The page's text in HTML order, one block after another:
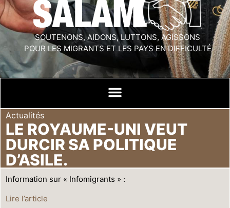
SOUTENONS, AIDONS, LUTTONS, AGISSONS
POUR LES MIGRANTS ET LES PAYS EN DIFFICULTÉ
Actualités
LE ROYAUME-UNI VEUT
DURCIR SA POLITIQUE
D’ASILE.
Information sur « Infomigrants » :
Lire l’article